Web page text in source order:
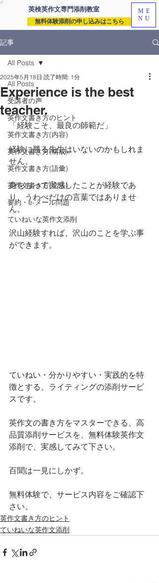
英検英作文専門添削教室
無料体験添削の申し込みはこちら
ME
NU
記事
All Posts
受講者の声
英作文書き方のヒント
英作文書き方(内容)
英作文書き方(構成)
英作文書き方(語彙)
英作文書き方(文法)
要約・e-メール問題
ていねいな英作文添削
All Posts
Experience is the best
teacher.
2025年5月18日 読了時間: 1分
「経験こそ、最良の師範だ」
経験に勝る先生はいないのかもしれま
せん。
身をもって実感したことが経験であ
り、うわべだけの言葉ではありませ
ん。
沢山経験すれば、沢山のことを学ぶ事
ができます。
ていねい・分かりやすい・実践的を特
徴とする、ライティングの添削サービ
スです。
英作文の書き方をマスターできる、高
品質添削サービスを、無料体験英作文
添削で、実感してみて下さい。
百聞は一見にしかず。
無料体験で、サービス内容をご確認下
さい。
英作文書き方のヒント
ていねいな英作文添削